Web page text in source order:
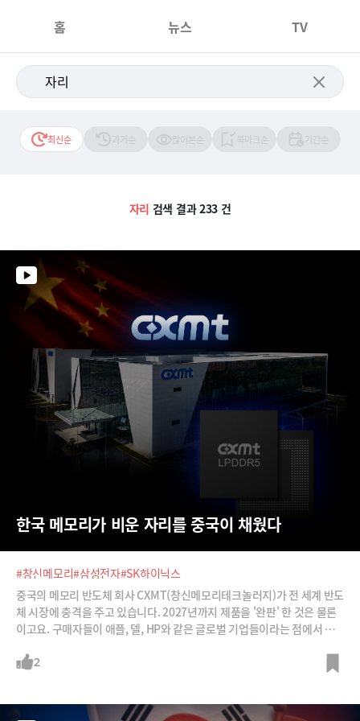
홈 뉴스 TV
최신순
자리 검색 결과 233 건
한국 메모리가 비운 자리를 중국이 채웠다
#창신메모리#삼성전자#SK하이닉스
중국의 메모리 반도체 회사 CXMT(창신메모리테크놀러지)가 전 세계 반도
체 시장에 충격을 주고 있습니다. 2027년까지 제품을 '완판' 한 것은 물론
이고요. 구매자들이 애플, 델, HP와 같은 글로벌 기업들이라는 점에서 더
가 어떻게 자리잡게 됐는지. 그리고 이 충격이 호들갑인지, 아니면 진짜 한
2